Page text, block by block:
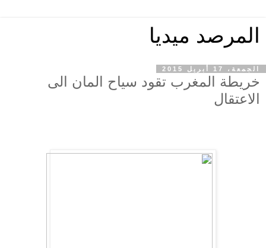
المرصد ميديا
الجمعة، 17 أبريل 2015
خريطة المغرب تقود سياح المان الى
الاعتقال